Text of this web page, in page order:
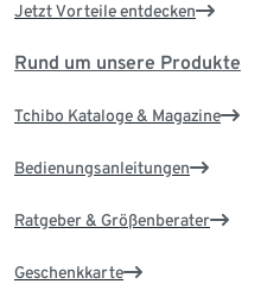
Jetzt Vorteile entdecken
Rund um unsere Produkte
Tchibo Kataloge & Magazine
Bedienungsanleitungen
Ratgeber & Größenberater
Geschenkkarte